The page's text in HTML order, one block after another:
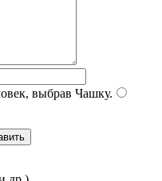
выбрав Чашку.